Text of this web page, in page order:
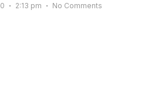
2:13 pm No Comments